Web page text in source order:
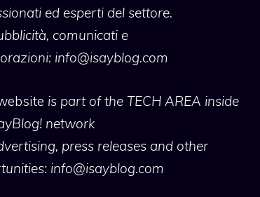
ed esperti del settore.
comunicati e
info@isayblog.com
is part of the TECH AREA inside
network
press releases and other
info@isayblog.com